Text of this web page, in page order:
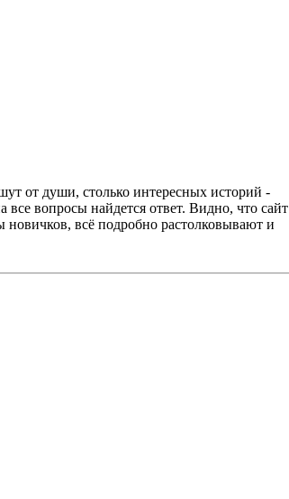
от души, столько интересных историй -
вопросы найдется ответ. Видно, что сайт
всё подробно растолковывают и